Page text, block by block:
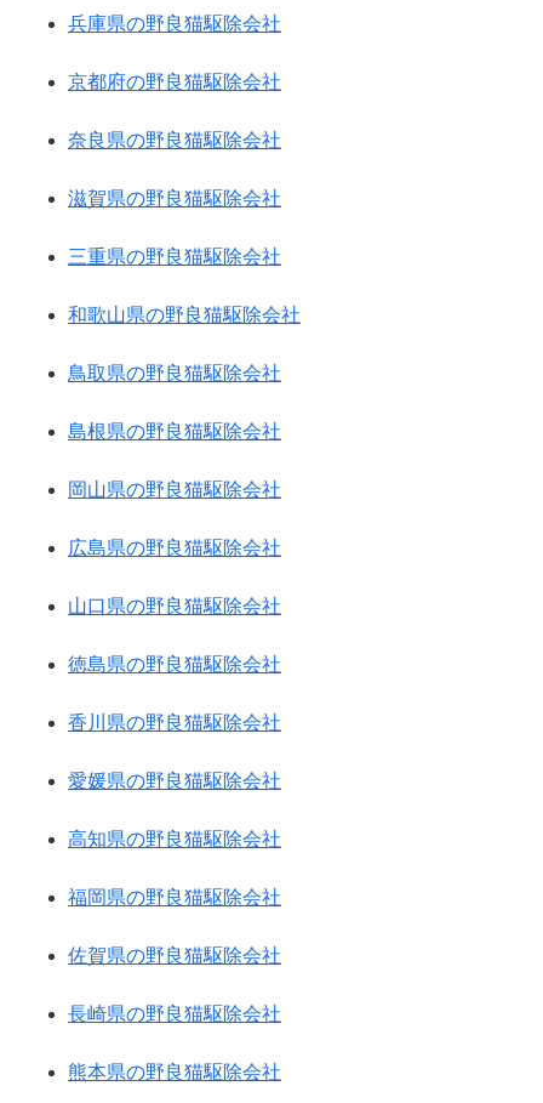
兵庫県の野良猫駆除会社
京都府の野良猫駆除会社
奈良県の野良猫駆除会社
滋賀県の野良猫駆除会社
三重県の野良猫駆除会社
和歌山県の野良猫駆除会社
鳥取県の野良猫駆除会社
島根県の野良猫駆除会社
岡山県の野良猫駆除会社
広島県の野良猫駆除会社
山口県の野良猫駆除会社
徳島県の野良猫駆除会社
香川県の野良猫駆除会社
愛媛県の野良猫駆除会社
高知県の野良猫駆除会社
福岡県の野良猫駆除会社
佐賀県の野良猫駆除会社
長崎県の野良猫駆除会社
熊本県の野良猫駆除会社